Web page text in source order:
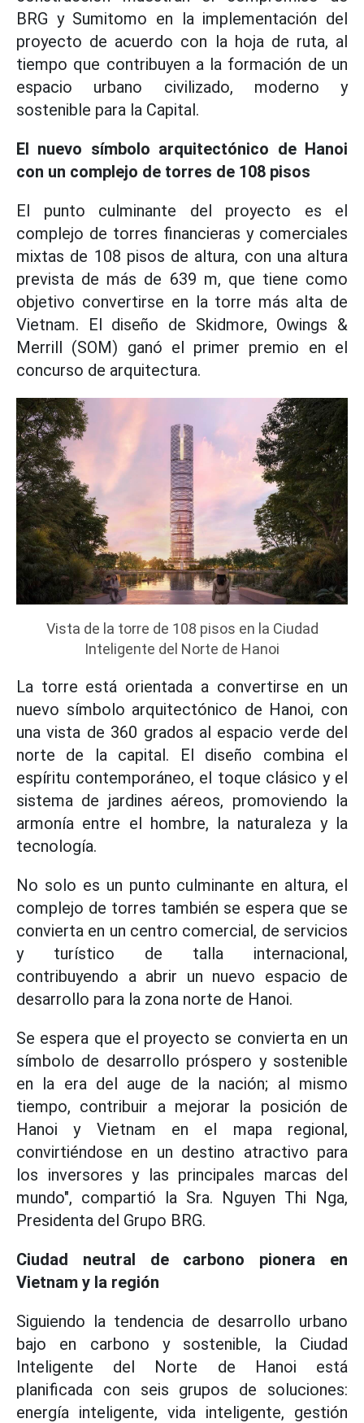
BRG y Sumitomo en la implementación del
proyecto de acuerdo con la hoja de ruta, al
tiempo que contribuyen a la formación de un
espacio urbano civilizado, moderno y
sostenible para la Capital.
El nuevo símbolo arquitectónico de Hanoi
con un complejo de torres de 108 pisos
El punto culminante del proyecto es el
complejo de torres financieras y comerciales
mixtas de 108 pisos de altura, con una altura
prevista de más de 639 m, que tiene como
objetivo convertirse en la torre más alta de
Vietnam. El diseño de Skidmore, Owings &
Merrill (SOM) ganó el primer premio en el
concurso de arquitectura.
Vista de la torre de 108 pisos en la Ciudad
Inteligente del Norte de Hanoi
La torre está orientada a convertirse en un
nuevo símbolo arquitectónico de Hanoi, con
una vista de 360 grados al espacio verde del
norte de la capital. El diseño combina el
espíritu contemporáneo, el toque clásico y el
sistema de jardines aéreos, promoviendo la
armonía entre el hombre, la naturaleza y la
tecnología.
No solo es un punto culminante en altura, el
complejo de torres también se espera que se
convierta en un centro comercial, de servicios
y turístico de talla internacional,
contribuyendo a abrir un nuevo espacio de
desarrollo para la zona norte de Hanoi.
Se espera que el proyecto se convierta en un
símbolo de desarrollo próspero y sostenible
en la era del auge de la nación; al mismo
tiempo, contribuir a mejorar la posición de
Hanoi y Vietnam en el mapa regional,
convirtiéndose en un destino atractivo para
los inversores y las principales marcas del
mundo", compartió la Sra. Nguyen Thi Nga,
Presidenta del Grupo BRG.
Ciudad neutral de carbono pionera en
Vietnam y la región
Siguiendo la tendencia de desarrollo urbano
bajo en carbono y sostenible, la Ciudad
Inteligente del Norte de Hanoi está
planificada con seis grupos de soluciones:
energía inteligente, vida inteligente, gestión